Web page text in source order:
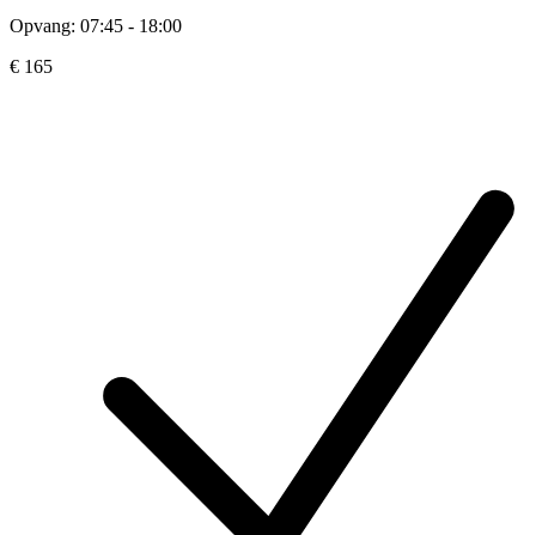
Opvang: 07:45 - 18:00
€ 165